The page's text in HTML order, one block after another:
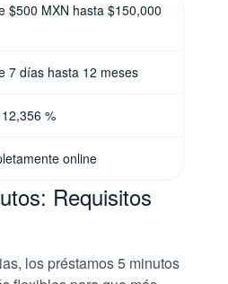
$500 MXN hasta $150,000
7 días hasta 12 meses
%
online
Requisitos
los préstamos 5 minutos